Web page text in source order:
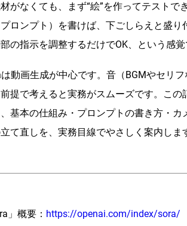
がなくても、まず“絵”を作ってテストで
ロンプト）を書けば、下ごしらえと盛り
の指示を調整するだけでOK、という感覚
動画生成が中心です。音（BGMやセリ
提で考えると実務がスムーズです。この
基本の仕組み・プロンプトの書き方・カ
て直しを、実務目線でやさしく案内しま
」概要： https://openai.com/index/sora/